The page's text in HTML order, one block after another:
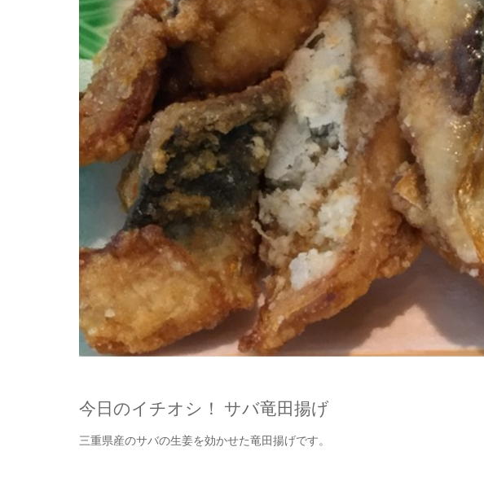
今日のイチオシ！ サバ竜田揚げ
三重県産のサバの生姜を効かせた竜田揚げです。